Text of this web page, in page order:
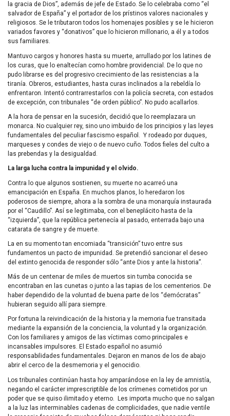
la gracia de Dios”, además de jefe de Estado. Se lo celebraba como “el
salvador de España” y el portador de los prístinos valores nacionales y
religiosos. Se le tributaron todos los homenajes posibles y se le hicieron
variados favores y “donativos” que lo hicieron millonario, a él y a todos
sus familiares.
Mantuvo cargos y honores hasta su muerte, arrullado por los latines de
los curas, que lo enaltecían como hombre providencial. De lo que no
pudo librarse es del progresivo crecimiento de las resistencias a la
tiranía. Obreros, estudiantes, hasta curas inclinados a la rebeldía lo
enfrentaron. Intentó contrarrestarlos con la policía secreta, con estados
de excepción, con tribunales “de orden público”. No pudo acallarlos.
A la hora de pensar en la sucesión, decidió que lo reemplazara un
monarca. No cualquier rey, sino uno imbuido de los principios y las leyes
fundamentales del peculiar fascismo español. Y rodeado por duques,
marqueses y condes de viejo o de nuevo cuño. Todos fieles del culto a
las prebendas y la desigualdad.
La larga lucha contra la impunidad y el olvido.
Contra lo que algunos sostienen, su muerte no acarreó una
emancipación en España. En muchos planos, lo heredaron los
poderosos de siempre, ahora a la sombra de una monarquía instaurada
por el “Caudillo”. Así se legitimaba, con el beneplácito hasta de la
“izquierda”, que la república pertenecía al pasado, enterrada bajo una
catarata de sangre y de muerte.
La en su momento tan encomiada “transición” tuvo entre sus
fundamentos un pacto de impunidad. Se pretendió sancionar el deseo
del extinto genocida de responder sólo “ante Dios y ante la historia”.
Más de un centenar de miles de muertos sin tumba conocida se
encontraban en las cunetas o junto a las tapias de los cementerios. De
haber dependido de la voluntad de buena parte de los “demócratas”
hubieran seguido allí para siempre.
Por fortuna la reivindicación de la historia y la memoria fue transitada
mediante la expansión de la conciencia, la voluntad y la organización.
Con los familiares y amigos de las víctimas como principales e
incansables impulsores. El Estado español no asumió
responsabilidades fundamentales. Dejaron en manos de los de abajo
abrir el cerco de la desmemoria y el genocidio.
Los tribunales continúan hasta hoy amparándose en la ley de amnistía,
negando el carácter imprescriptible de los crímenes cometidos por un
poder que se quiso ilimitado y eterno. Les importa mucho que no salgan
a la luz las interminables cadenas de complicidades, que nadie ventile